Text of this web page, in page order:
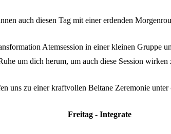
auch diesen Tag mit einer erdenden
Atemsession in einer kleinen Gruppe
um dich herum, um auch diese Session wirken
uns zu einer kraftvollen Beltane Zeremonie
Freitag - Integrate